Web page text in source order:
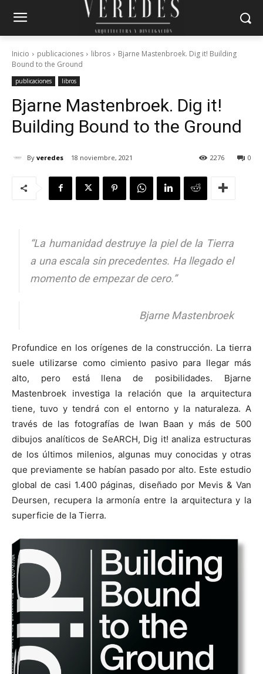
Inicio publicaciones libros
Bjarne Mastenbroek. Dig it! Building
Bound to the Ground
publicaciones libros
Bjarne Mastenbroek. Dig it!
Building Bound to the Ground
By veredes 18 noviembre, 2021 0
2276
“La humanidad destruye la piel de la Tierra
a una escala sin precedentes. Ha llegado el
momento de empezar de cero.”
Bjarne Mastenbroek
Profundice en los orígenes de la construcción. La tierra
suele utilizarse como cimiento pasivo para llegar más
alto, pero está llena de posibilidades. Bjarne
Mastenbroek investiga la relación que la arquitectura
tiene, tuvo y tendrá con el entorno y la naturaleza. A
través de las fotografías de Iwan Baan y más de 500
dibujos analíticos de SeARCH, Dig it! analiza estructuras
de los últimos milenios, algunas muy conocidas y otras
que previamente se habían pasado por alto. Este estudio
global de casi 1.400 páginas, diseñado por Mevis & Van
Deursen, recupera la armonía entre la arquitectura y la
superficie de la Tierra.